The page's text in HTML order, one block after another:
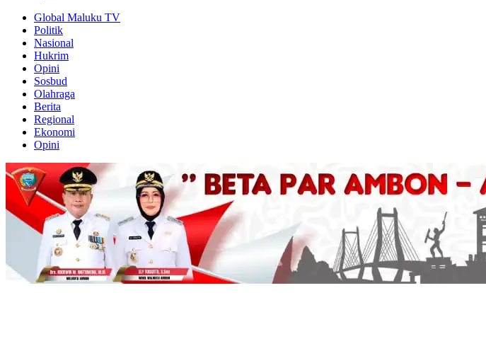
Global Maluku TV
Politik
Nasional
Hukrim
Opini
Sosbud
Olahraga
Berita
Regional
Ekonomi
Opini